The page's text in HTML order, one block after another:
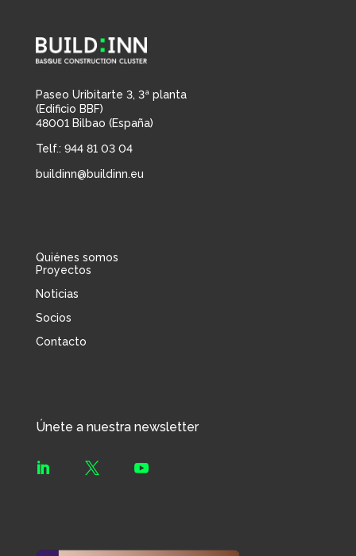
Paseo Uribitarte 3, 3ª planta
(Edificio BBF)
48001 Bilbao (España)
Telf.: 944 81 03 04
buildinn@buildinn.eu
Quiénes somos
Proyectos
Noticias
Socios
Contacto
Únete a nuestra newsletter
  